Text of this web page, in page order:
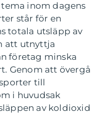
inom dagens
står för en
totala utsläpp av
att utnyttja
företag minska
Genom att övergå
till
i huvudsak
av koldioxid